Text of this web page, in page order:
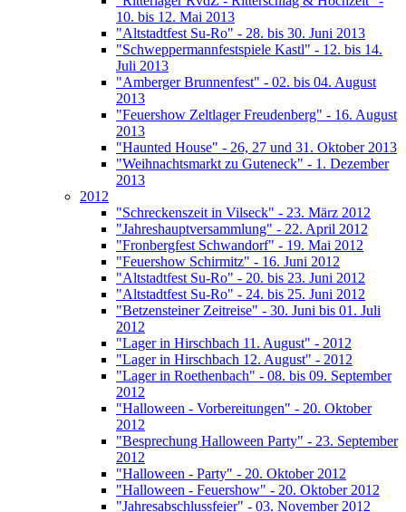
10. bis 12. Mai 2013
"Altstadtfest Su-Ro" - 28. bis 30. Juni 2013
"Schweppermannfestspiele Kastl" - 12. bis 14.
Juli 2013
"Amberger Brunnenfest" - 02. bis 04. August
2013
"Feuershow Zeltlager Freudenberg" - 16. August
2013
"Haunted House" - 26, 27 und 31. Oktober 2013
"Weihnachtsmarkt zu Guteneck" - 1. Dezember
2013
2012
"Schreckenszeit in Vilseck" - 23. März 2012
"Jahreshauptversammlung" - 22. April 2012
"Fronbergfest Schwandorf" - 19. Mai 2012
"Feuershow Schirmitz" - 16. Juni 2012
"Altstadtfest Su-Ro" - 20. bis 23. Juni 2012
"Altstadtfest Su-Ro" - 24. bis 25. Juni 2012
"Betzensteiner Zeitreise" - 30. Juni bis 01. Juli
2012
"Lager in Hirschbach 11. August" - 2012
"Lager in Hirschbach 12. August" - 2012
"Lager in Roethenbach" - 08. bis 09. September
2012
"Halloween - Vorbereitungen" - 20. Oktober
2012
"Besprechung Halloween Party" - 23. September
2012
"Halloween - Party" - 20. Oktober 2012
"Halloween - Feuershow" - 20. Oktober 2012
"Jahresabschlussfeier" - 03. November 2012